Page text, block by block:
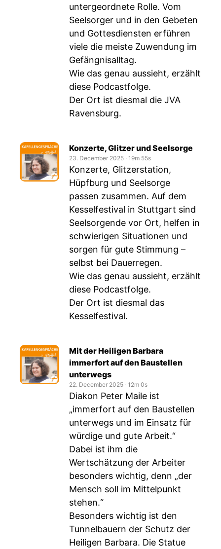
untergeordnete Rolle. Vom
Seelsorger und in den Gebeten
und Gottesdiensten erführen
viele die meiste Zuwendung im
Gefängnisalltag.
Wie das genau aussieht, erzählt
diese Podcastfolge.
Der Ort ist diesmal die JVA
Ravensburg.
Konzerte, Glitzer und Seelsorge
23. December 2025 ‧ 19m 55s
Konzerte, Glitzerstation,
Hüpfburg und Seelsorge
passen zusammen. Auf dem
Kesselfestival in Stuttgart sind
Seelsorgende vor Ort, helfen in
schwierigen Situationen und
sorgen für gute Stimmung –
selbst bei Dauerregen.
Wie das genau aussieht, erzählt
diese Podcastfolge.
Der Ort ist diesmal das
Kesselfestival.
Mit der Heiligen Barbara
immerfort auf den Baustellen
unterwegs
22. December 2025 ‧ 12m 0s
Diakon Peter Maile ist
„immerfort auf den Baustellen
unterwegs und im Einsatz für
würdige und gute Arbeit.“
Dabei ist ihm die
Wertschätzung der Arbeiter
besonders wichtig, denn „der
Mensch soll im Mittelpunkt
stehen.“
Besonders wichtig ist den
Tunnelbauern der Schutz der
Heiligen Barbara. Die Statue